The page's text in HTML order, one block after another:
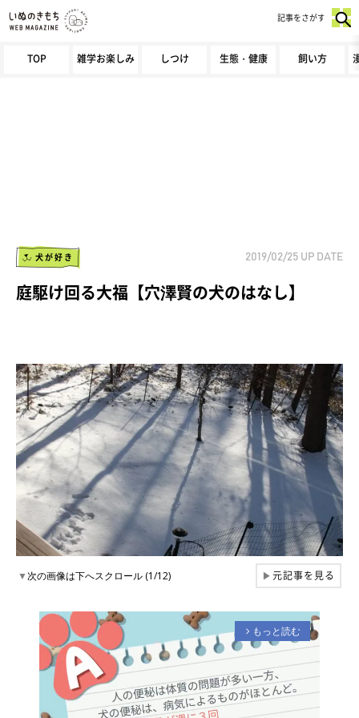
TOP 雑学お楽しみ しつけ 生態・健康 飼い方
記事をさがす
犬が好き 2019/02/25 UP DATE
庭駆け回る大福【穴澤賢の犬のはなし】
▼次の画像は下へスクロール (1/12) ▶元記事を見る
arrow_forward_ios もっと読む